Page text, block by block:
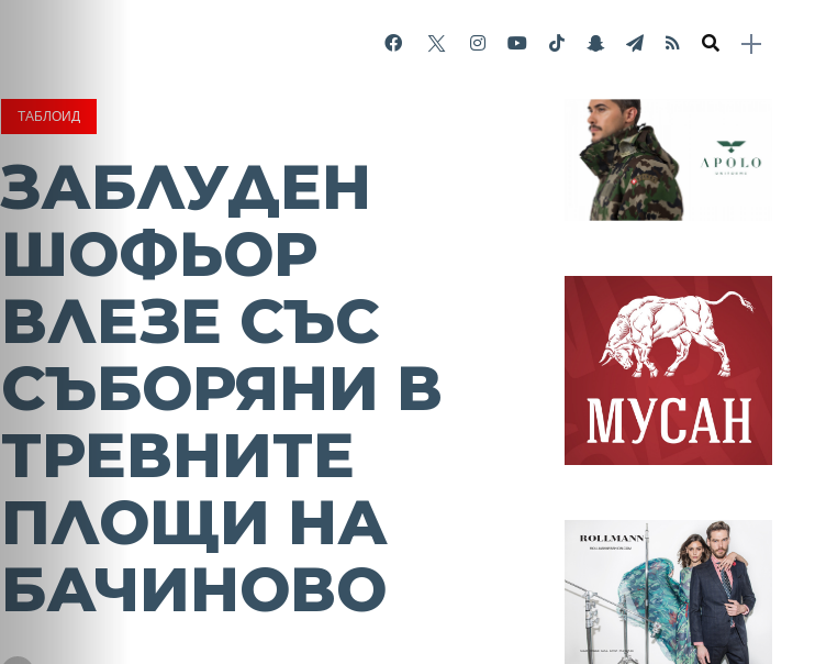
ТАБЛОИД
ЗАБЛУДЕН
ШОФЬОР
ВЛЕЗЕ СЪС
СЪБОРЯНИ В
ТРЕВНИТЕ
ПЛОЩИ НА
БАЧИНОВО